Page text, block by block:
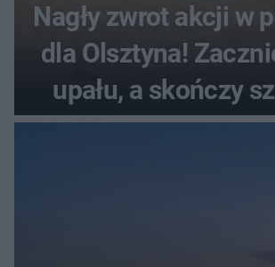
Nagły zwrot akcji w
dla Olsztyna!
upału, a skończy
termicznym